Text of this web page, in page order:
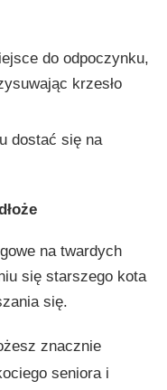
do odpoczynku,
krzesło
dostać się na
na twardych
się starszego kota
się.
znacznie
seniora i